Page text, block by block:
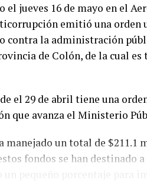
el jueves 16 de mayo en el
emitió una orden
contra la administración
de Colón, de la cual es
el 29 de abril tiene una
que avanza el Ministerio
manejado un total de $211.1
fondos se han destinado